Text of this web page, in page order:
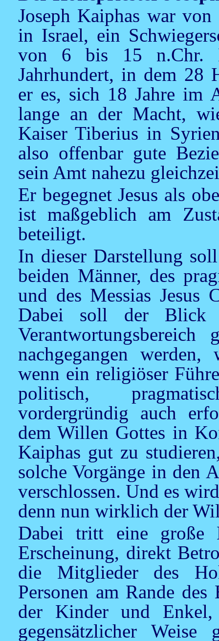
Joseph Kaiphas war
in Israel, ein
von 6 bis 15 n.Chr.
Jahrhundert, in dem 28
er es, sich 18 Jahre im
lange an der Macht,
Kaiser Tiberius in
also offenbar gute
sein Amt nahezu
Er begegnet Jesus als
ist maßgeblich am
beteiligt.
In dieser Darstellung
beiden Männer, des
und des Messias Jesus
Dabei soll der Blick
nachgegangen
wenn ein religiöser
politisch,
vordergründig auch
dem Willen Gottes in
Kaiphas gut zu
solche Vorgänge in den
verschlossen. Und es
denn nun wirklich der
Dabei tritt eine große
Erscheinung, direkt
die Mitglieder des
Personen am Rande
der Kinder und
gegensätzlicher